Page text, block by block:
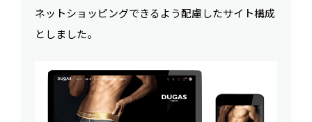
ネットショッピングできるよう配慮したサイト構成
としました。